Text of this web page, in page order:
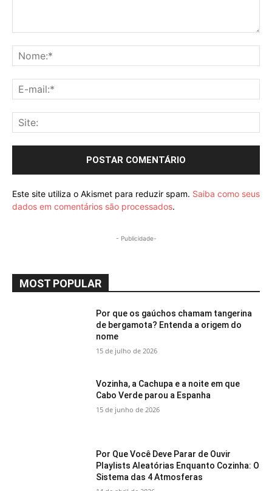
Este site utiliza o Akismet para reduzir spam. Saiba como seus
dados em comentários são processados.
- Publicidade-
MOST POPULAR
Por que os gaúchos chamam tangerina
de bergamota? Entenda a origem do
nome
15 de julho de 2026
Vozinha, a Cachupa e a noite em que
Cabo Verde parou a Espanha
15 de junho de 2026
Por Que Você Deve Parar de Ouvir
Playlists Aleatórias Enquanto Cozinha: O
Sistema das 4 Atmosferas